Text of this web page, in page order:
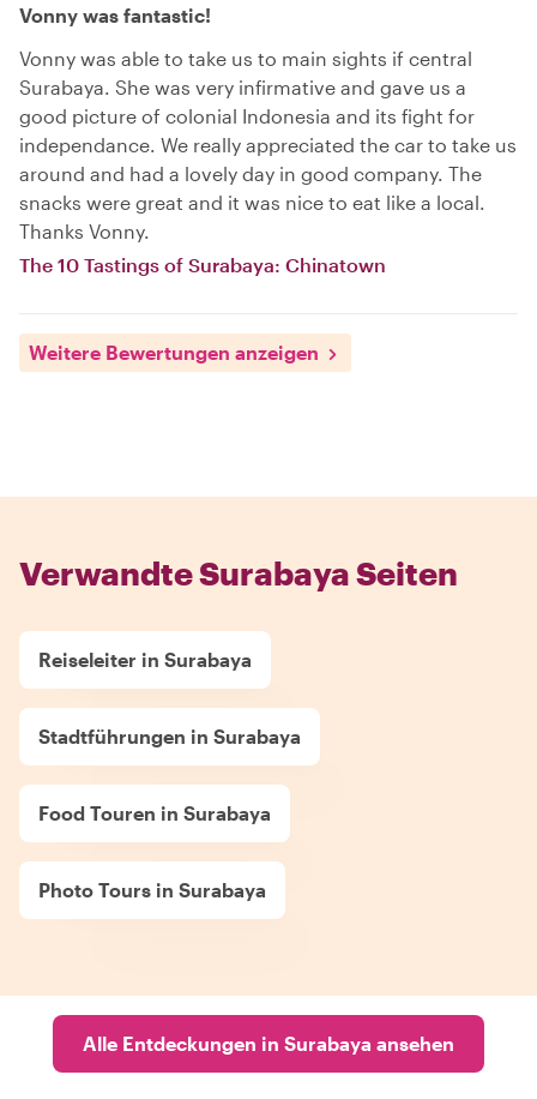
Vonny was fantastic!
Vonny was able to take us to main sights if central
Surabaya. She was very infirmative and gave us a
good picture of colonial Indonesia and its fight for
independance. We really appreciated the car to take us
around and had a lovely day in good company. The
snacks were great and it was nice to eat like a local.
Thanks Vonny.
The 10 Tastings of Surabaya: Chinatown
Weitere Bewertungen anzeigen
Verwandte Surabaya Seiten
Reiseleiter in Surabaya
Stadtführungen in Surabaya
Food Touren in Surabaya
Photo Tours in Surabaya
Alle Entdeckungen in Surabaya ansehen